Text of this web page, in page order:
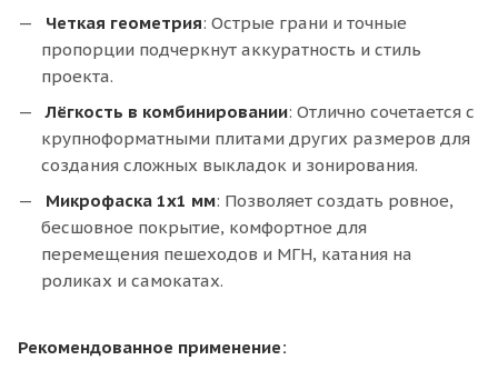
Четкая геометрия: Острые грани и точные
пропорции подчеркнут аккуратность и стиль
проекта.
Лёгкость в комбинировании: Отлично сочетается с
крупноформатными плитами других размеров для
создания сложных выкладок и зонирования.
Микрофаска 1х1 мм: Позволяет создать ровное,
бесшовное покрытие, комфортное для
перемещения пешеходов и МГН, катания на
роликах и самокатах.
Рекомендованное применение: